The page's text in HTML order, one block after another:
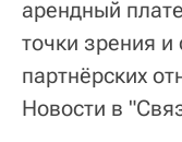
арендный
точки зрения и
партнёрских
Новости в